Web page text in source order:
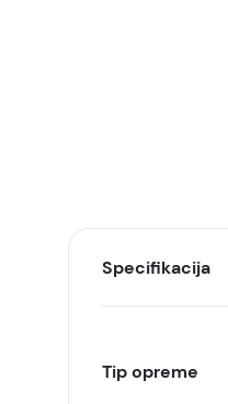
Specifikacija
Tip opreme